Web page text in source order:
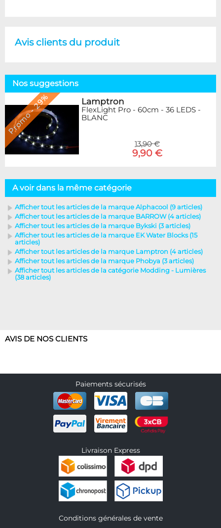
Avis clients du produit
Nos suggestions
Promo - 29% Lamptron
FlexLight Pro - 60cm - 36 LEDS -
BLANC
13,90 €
9,90 €
A voir dans la même catégorie
Afficher tout les articles de la marque Alphacool (9 articles)
Afficher tout les articles de la marque BARROW (4 articles)
Afficher tout les articles de la marque Bykski (3 articles)
Afficher tout les articles de la marque EK Water Blocks (15
articles)
Afficher tout les articles de la marque Lamptron (4 articles)
Afficher tout les articles de la marque Phobya (3 articles)
Afficher tout les articles de la catégorie Modding - Lumières
(38 articles)
AVIS DE NOS CLIENTS
Paiements sécurisés
Livraison Express
Conditions générales de vente